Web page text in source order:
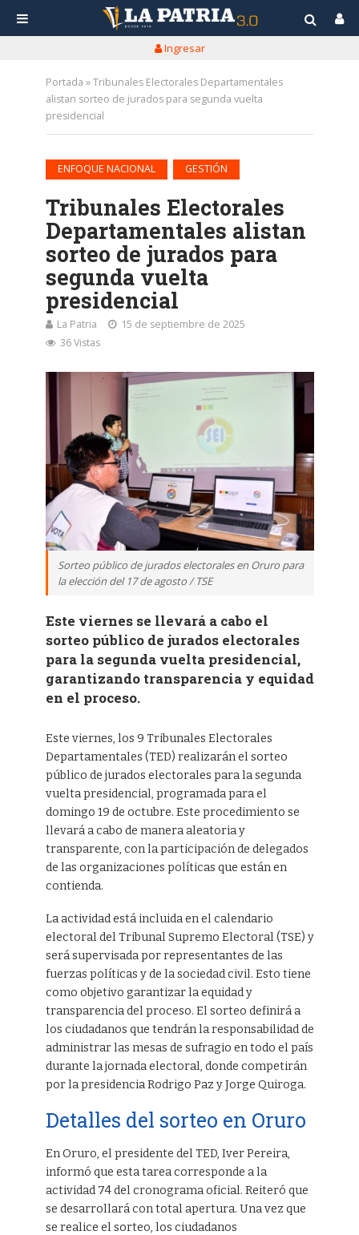
Ingresar
Portada »Tribunales Electorales Departamentales
alistan sorteo de jurados para segunda vuelta
presidencial
ENFOQUE NACIONAL GESTIÓN
Tribunales Electorales
Departamentales alistan
sorteo de jurados para
segunda vuelta
presidencial
La Patria
15 de septiembre de 2025
36 Vistas
Sorteo público de jurados electorales en Oruro para
la elección del 17 de agosto / TSE
Este viernes se llevará a cabo el
sorteo público de jurados electorales
para la segunda vuelta presidencial,
garantizando transparencia y equidad
en el proceso.
Este viernes, los 9 Tribunales Electorales
Departamentales (TED) realizarán el sorteo
público de jurados electorales para la segunda
vuelta presidencial, programada para el
domingo 19 de octubre. Este procedimiento se
llevará a cabo de manera aleatoria y
transparente, con la participación de delegados
de las organizaciones políticas que están en
contienda.
La actividad está incluida en el calendario
electoral del Tribunal Supremo Electoral (TSE) y
será supervisada por representantes de las
fuerzas políticas y de la sociedad civil. Esto tiene
como objetivo garantizar la equidad y
transparencia del proceso. El sorteo definirá a
los ciudadanos que tendrán la responsabilidad de
administrar las mesas de sufragio en todo el país
durante la jornada electoral, donde competirán
por la presidencia Rodrigo Paz y Jorge Quiroga.
Detalles del sorteo en Oruro
En Oruro, el presidente del TED, Iver Pereira,
informó que esta tarea corresponde a la
actividad 74 del cronograma oficial. Reiteró que
se desarrollará con total apertura. Una vez que
se realice el sorteo, los ciudadanos